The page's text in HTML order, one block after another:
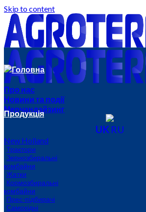
Skip to content
Про нас
Новини та події
Мерчандайзинг
UK RU
Головна
Продукція
New Holland
Трактори
Зернозбиральні
комбайни
Жатки
Кормозбиральні
комбайни
Прес-підбирачі
Самохідні